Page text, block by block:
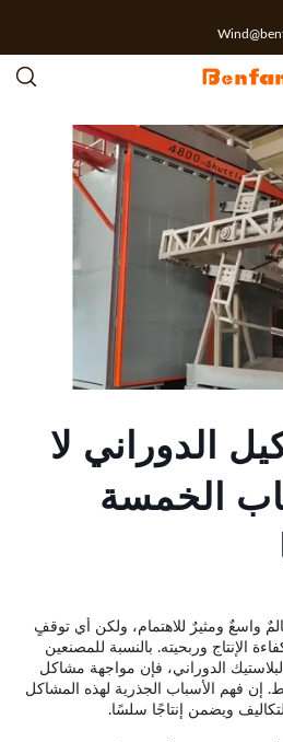
الدوراني لا
الخمسة
واسعٌ ومثيرٌ للاهتمام، ولكن أي توقفٍ
الإنتاج وربحيته. بالنسبة للمصنعين
الدوراني، فإن مواجهة مشاكل
فهم الأسباب الجذرية لهذه المشاكل
ويضمن إنتاجًا سلسًا.